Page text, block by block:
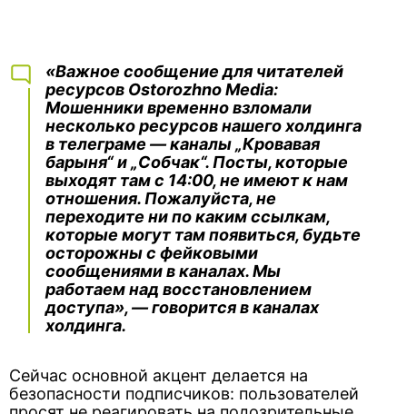
«Важное сообщение для читателей
ресурсов Ostorozhno Media:
Мошенники временно взломали
несколько ресурсов нашего холдинга
в телеграме — каналы „Кровавая
барыня“ и „Собчак“. Посты, которые
выходят там с 14:00, не имеют к нам
отношения. Пожалуйста, не
переходите ни по каким ссылкам,
которые могут там появиться, будьте
осторожны с фейковыми
сообщениями в каналах. Мы
работаем над восстановлением
доступа», — говорится в каналах
холдинга.
Сейчас основной акцент делается на
безопасности подписчиков: пользователей